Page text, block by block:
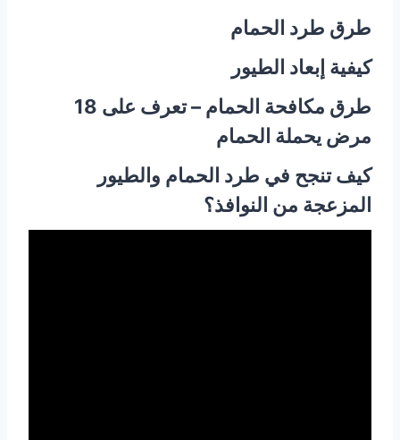
طرق طرد الحمام
كيفية إبعاد الطيور
طرق مكافحة الحمام – تعرف على 18
مرض يحملة الحمام
كيف تنجح في طرد الحمام والطيور
المزعجة من النوافذ؟